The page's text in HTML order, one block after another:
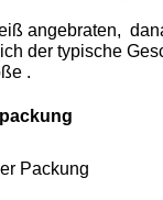
angebraten,
der typische
.
Packung